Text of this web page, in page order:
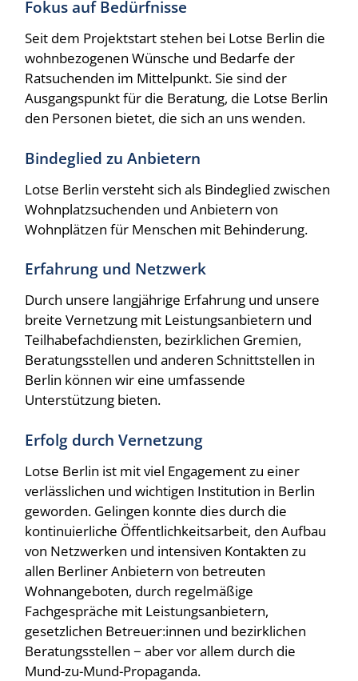
Fokus auf Bedürfnisse
Seit dem Projektstart stehen bei Lotse Berlin die
wohnbezogenen Wünsche und Bedarfe der
Ratsuchenden im Mittelpunkt. Sie sind der
Ausgangspunkt für die Beratung, die Lotse Berlin
den Personen bietet, die sich an uns wenden.
Bindeglied zu Anbietern
Lotse Berlin versteht sich als Bindeglied zwischen
Wohnplatzsuchenden und Anbietern von
Wohnplätzen für Menschen mit Behinderung.
Erfahrung und Netzwerk
Durch unsere langjährige Erfahrung und unsere
breite Vernetzung mit Leistungsanbietern und
Teilhabefachdiensten, bezirklichen Gremien,
Beratungsstellen und anderen Schnittstellen in
Berlin können wir eine umfassende
Unterstützung bieten.
Erfolg durch Vernetzung
Lotse Berlin ist mit viel Engagement zu einer
verlässlichen und wichtigen Institution in Berlin
geworden. Gelingen konnte dies durch die
kontinuierliche Öffentlichkeitsarbeit, den Aufbau
von Netzwerken und intensiven Kontakten zu
allen Berliner Anbietern von betreuten
Wohnangeboten, durch regelmäßige
Fachgespräche mit Leistungsanbietern,
gesetzlichen Betreuer:innen und bezirklichen
Beratungsstellen − aber vor allem durch die
Mund-zu-Mund-Propaganda.